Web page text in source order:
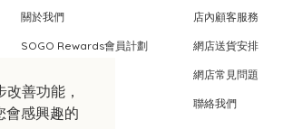
善功能，
會感興趣的
關於我們
SOGO Rewards會員計劃
店內顧客服務
網店送貨安排
網店常見問題
聯絡我們